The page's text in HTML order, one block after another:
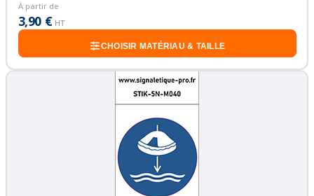
À partir de
3,90 € HT
CHOISIR MATÉRIAU & TAILLE